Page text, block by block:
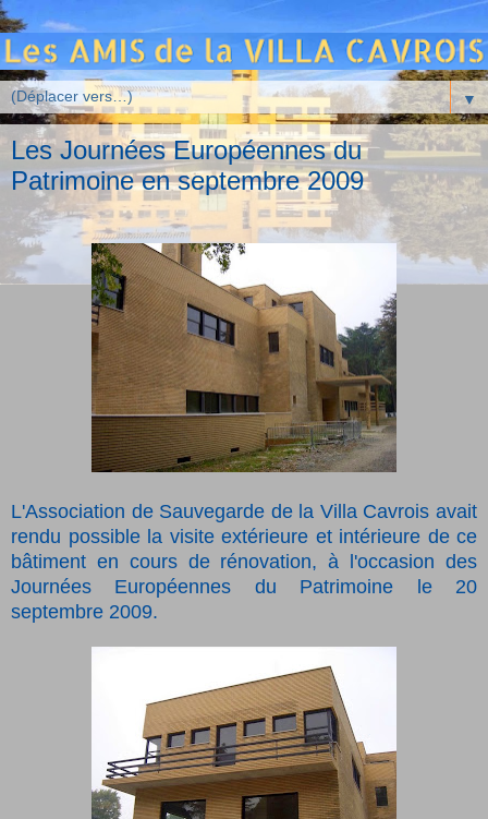
▼
Les Journées Européennes du
Patrimoine en septembre 2009
L'Association de Sauvegarde de la Villa Cavrois avait
rendu possible la visite extérieure et intérieure de ce
bâtiment en cours de rénovation, à l'occasion des
Journées Européennes du Patrimoine le 20
septembre 2009.